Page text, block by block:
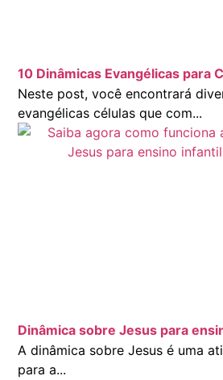
10 Dinâmicas Evangélicas para
Neste post, você encontrará
evangélicas células que com...
Dinâmica sobre Jesus para
A dinâmica sobre Jesus é uma
para a...